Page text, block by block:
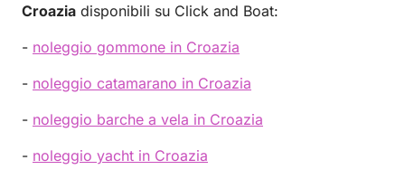
Croazia disponibili su Click and Boat:
- noleggio gommone in Croazia
- noleggio catamarano in Croazia
- noleggio barche a vela in Croazia
- noleggio yacht in Croazia